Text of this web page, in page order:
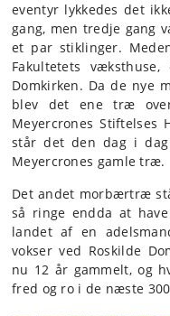
eventyr lykkedes det
gang, men tredje gang
et par stiklinger.
Fakultetets
Domkirken. Da de nye
blev det ene træ
Meyercrones Stiftelses
står det den dag i
Meyercrones gamle træ.
Det andet morbærtræ
så ringe endda at
landet af en
vokser ved Roskilde
nu 12 år gammelt, og
fred og ro i de næste